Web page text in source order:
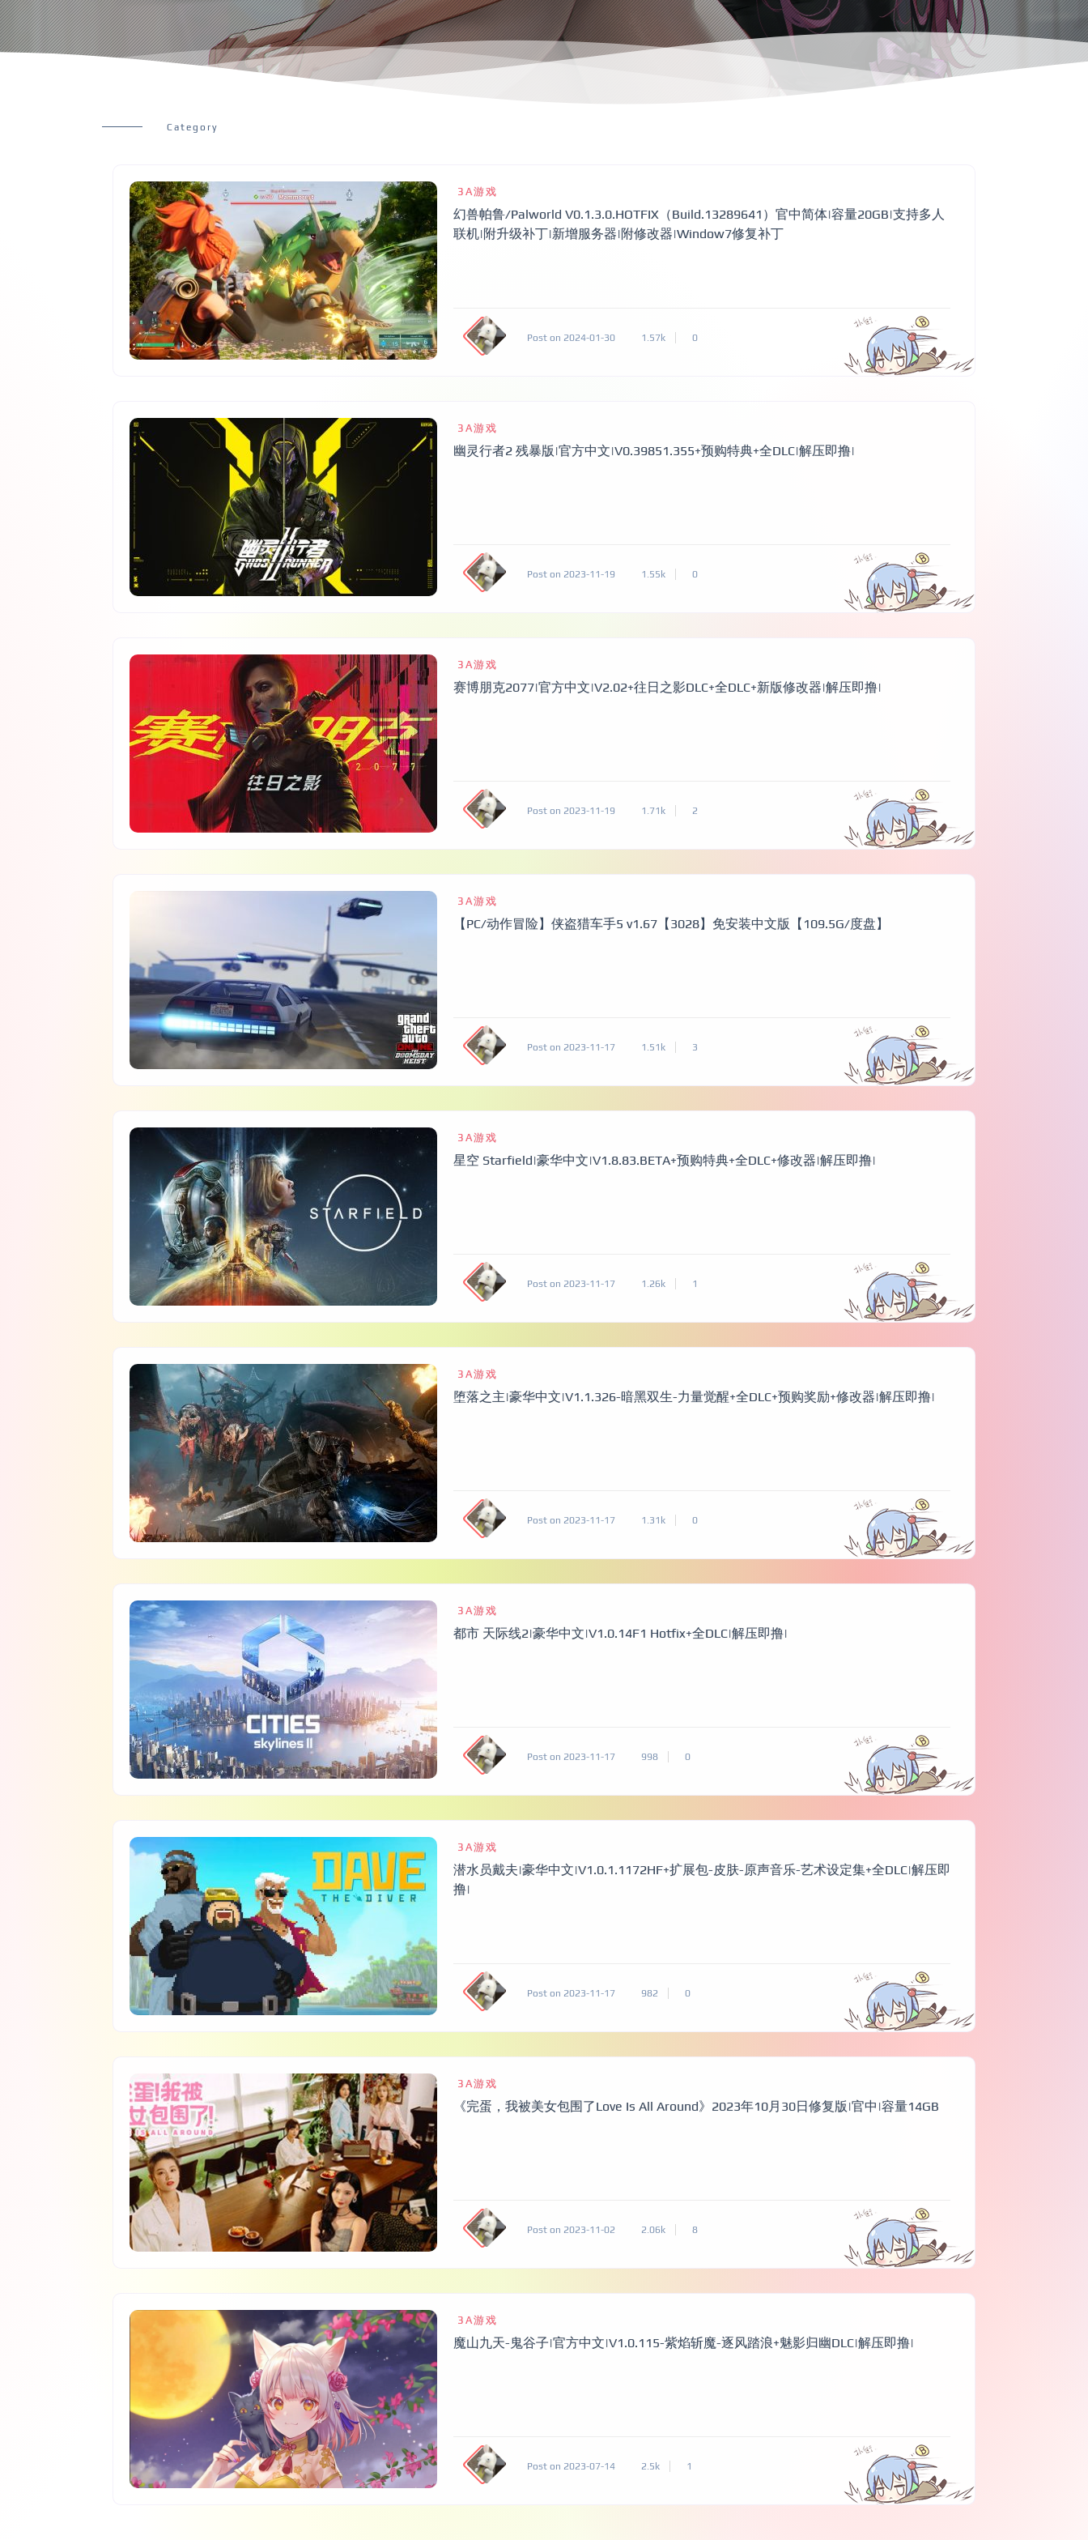
Category
3A游戏
幻兽帕鲁/Palworld V0.1.3.0.HOTFIX（Build.13289641）官中简体|容量20GB|支持多人
联机|附升级补丁|新增服务器|附修改器|Window7修复补丁
Post on 2024-01-30 1.57k 0
3A游戏
幽灵行者2 残暴版|官方中文|V0.39851.355+预购特典+全DLC|解压即撸|
Post on 2023-11-19 1.55k 0
3A游戏
赛博朋克2077|官方中文|V2.02+往日之影DLC+全DLC+新版修改器|解压即撸|
Post on 2023-11-19 1.71k 2
3A游戏
【PC/动作冒险】侠盗猎车手5 v1.67【3028】免安装中文版【109.5G/度盘】
Post on 2023-11-17 1.51k 3
3A游戏
星空 Starfield|豪华中文|V1.8.83.BETA+预购特典+全DLC+修改器|解压即撸|
Post on 2023-11-17 1.26k 1
3A游戏
堕落之主|豪华中文|V1.1.326-暗黑双生-力量觉醒+全DLC+预购奖励+修改器|解压即撸|
Post on 2023-11-17 1.31k 0
3A游戏
都市 天际线2|豪华中文|V1.0.14F1 Hotfix+全DLC|解压即撸|
Post on 2023-11-17 998 0
3A游戏
潜水员戴夫|豪华中文|V1.0.1.1172HF+扩展包-皮肤-原声音乐-艺术设定集+全DLC|解压即
撸|
Post on 2023-11-17 982 0
3A游戏
《完蛋，我被美女包围了Love Is All Around》2023年10月30日修复版|官中|容量14GB
Post on 2023-11-02 2.06k 8
3A游戏
魔山九天-鬼谷子|官方中文|V1.0.115-紫焰斩魔-逐风踏浪+魅影归幽DLC|解压即撸|
Post on 2023-07-14 2.5k 1